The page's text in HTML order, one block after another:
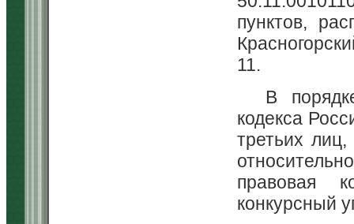
пунктов,
11.
В
кодекса
третьих
правовая
конкурсный